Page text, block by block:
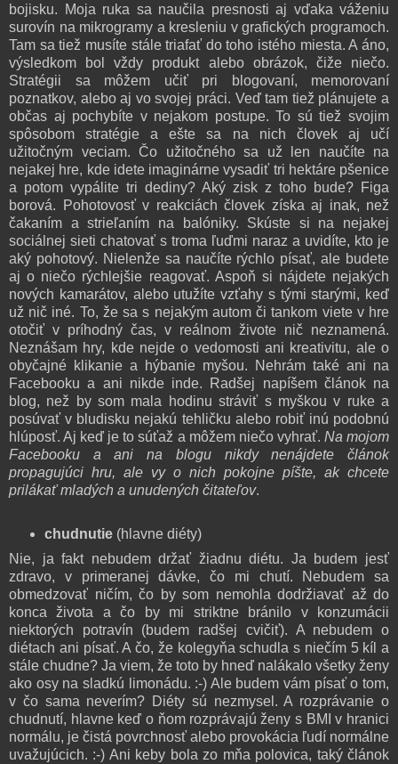
bojisku. Moja ruka sa naučila presnosti aj vďaka váženiu
surovín na mikrogramy a kresleniu v grafických programoch.
Tam sa tiež musíte stále triafať do toho istého miesta. A áno,
výsledkom bol vždy produkt alebo obrázok, čiže niečo.
Stratégii sa môžem učiť pri blogovaní, memorovaní
poznatkov, alebo aj vo svojej práci. Veď tam tiež plánujete a
občas aj pochybíte v nejakom postupe. To sú tiež svojim
spôsobom stratégie a ešte sa na nich človek aj učí
užitočným veciam. Čo užitočného sa už len naučíte na
nejakej hre, kde idete imaginárne vysadiť tri hektáre pšenice
a potom vypálite tri dediny? Aký zisk z toho bude? Figa
borová. Pohotovosť v reakciách človek získa aj inak, než
čakaním a strieľaním na balóniky. Skúste si na nejakej
sociálnej sieti chatovať s troma ľuďmi naraz a uvidíte, kto je
aký pohotový. Nielenže sa naučíte rýchlo písať, ale budete
aj o niečo rýchlejšie reagovať. Aspoň si nájdete nejakých
nových kamarátov, alebo utužíte vzťahy s tými starými, keď
už nič iné. To, že sa s nejakým autom či tankom viete v hre
otočiť v príhodný čas, v reálnom živote nič neznamená.
Neznášam hry, kde nejde o vedomosti ani kreativitu, ale o
obyčajné klikanie a hýbanie myšou. Nehrám také ani na
Facebooku a ani nikde inde. Radšej napíšem článok na
blog, než by som mala hodinu stráviť s myškou v ruke a
posúvať v bludisku nejakú tehličku alebo robiť inú podobnú
hlúposť. Aj keď je to súťaž a môžem niečo vyhrať. Na mojom
Facebooku a ani na blogu nikdy nenájdete článok
propagujúci hru, ale vy o nich pokojne píšte, ak chcete
prilákať mladých a unudených čitateľov.
chudnutie(hlavne diéty)
Nie, ja fakt nebudem držať žiadnu diétu. Ja budem jesť
zdravo, v primeranej dávke, čo mi chutí. Nebudem sa
obmedzovať ničím, čo by som nemohla dodržiavať až do
konca života a čo by mi striktne bránilo v konzumácii
niektorých potravín (budem radšej cvičiť). A nebudem o
diétach ani písať. A čo, že kolegyňa schudla s niečím 5 kíl a
stále chudne? Ja viem, že toto by hneď nalákalo všetky ženy
ako osy na sladkú limonádu. :-) Ale budem vám písať o tom,
v čo sama neverím? Diéty sú nezmysel. A rozprávanie o
chudnutí, hlavne keď o ňom rozprávajú ženy s BMI v hranici
normálu, je čistá povrchnosť alebo provokácia ľudí normálne
uvažujúcich. :-) Ani keby bola zo mňa polovica, taký článok